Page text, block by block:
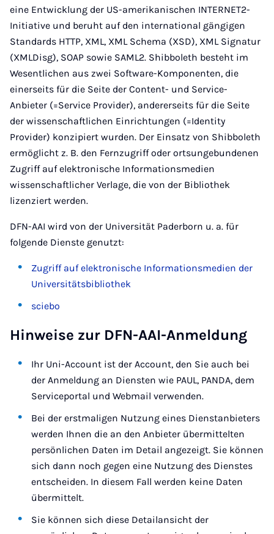
eine Entwicklung der US-amerikanischen INTERNET2-
Initiative und beruht auf den international gängigen
Standards HTTP, XML, XML Schema (XSD), XML Signatur
(XMLDisg), SOAP sowie SAML2. Shibboleth besteht im
Wesentlichen aus zwei Software-Komponenten, die
einerseits für die Seite der Content- und Service-
Anbieter (=Service Provider), andererseits für die Seite
der wissenschaftlichen Einrichtungen (=Identity
Provider) konzipiert wurden. Der Einsatz von Shibboleth
ermöglicht z. B. den Fernzugriff oder ortsungebundenen
Zugriff auf elektronische Informationsmedien
wissenschaftlicher Verlage, die von der Bibliothek
lizenziert werden.
DFN-AAI wird von der Universität Paderborn u. a. für
folgende Dienste genutzt:
Zugriff auf elektronische Informationsmedien der
Universitätsbibliothek
sciebo
Hinweise zur DFN-AAI-Anmeldung
Ihr Uni-Account ist der Account, den Sie auch bei
der Anmeldung an Diensten wie PAUL, PANDA, dem
Serviceportal und Webmail verwenden.
Bei der erstmaligen Nutzung eines Dienstanbieters
werden Ihnen die an den Anbieter übermittelten
persönlichen Daten im Detail angezeigt. Sie können
sich dann noch gegen eine Nutzung des Dienstes
entscheiden. In diesem Fall werden keine Daten
übermittelt.
Sie können sich diese Detailansicht der